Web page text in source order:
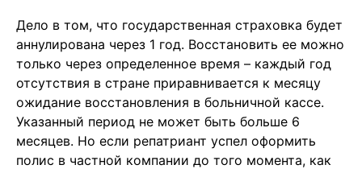
Дело в том, что государственная страховка будет
аннулирована через 1 год. Восстановить ее можно
только через определенное время – каждый год
отсутствия в стране приравнивается к месяцу
ожидание восстановления в больничной кассе.
Указанный период не может быть больше 6
месяцев. Но если репатриант успел оформить
полис в частной компании до того момента, как